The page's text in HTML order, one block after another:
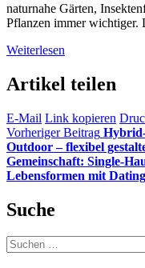
naturnahe Gärten,
Pflanzen immer
Weiterlesen
Artikel teilen
E-Mail Link kopieren
Vorheriger Beitrag
Outdoor – flexibel
Gemeinschaft: Single-
Lebensformen mit
Suche
Suchen
nach: